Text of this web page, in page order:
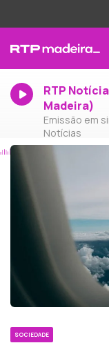
RTP
Madeira)
Emissão em
Notícias
SOCIEDADE